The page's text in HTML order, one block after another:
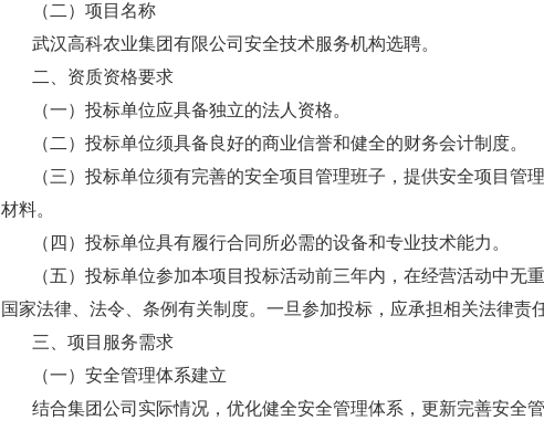
（二）项目名称
武汉高科农业集团有限公司安全技术服务机构选聘。
二、资质资格要求
（一）投标单位应具备独立的法人资格。
（二）投标单位须具备良好的商业信誉和健全的财务会计制度。
（三）投标单位须有完善的安全项目管理班子，提供安全项目管
材料。
（四）投标单位具有履行合同所必需的设备和专业技术能力。
（五）投标单位参加本项目投标活动前三年内，在经营活动中无
国家法律、法令、条例有关制度。一旦参加投标，应承担相关法律责任
三、项目服务需求
（一）安全管理体系建立
结合集团公司实际情况，优化健全安全管理体系，更新完善安全